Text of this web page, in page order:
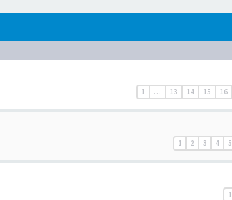
1 … 13 14 15 16
1 2 3 4 5
1